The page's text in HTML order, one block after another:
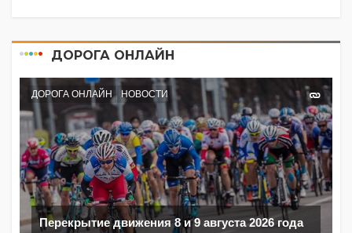
ДОРОГА ОНЛАЙН
ДОРОГА ОНЛАЙН НОВОСТИ
Перекрытие движения 8 и 9 августа 2026 года